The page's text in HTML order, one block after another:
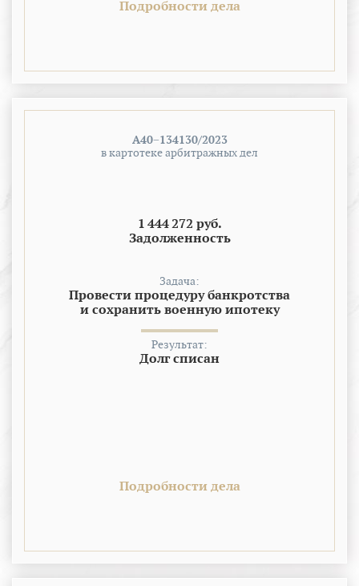
Подробности дела
А40−134130/2023
в картотеке арбитражных дел
1 444 272 руб.
Задолженность
Задача:
Провести процедуру банкротства
и сохранить военную ипотеку
Результат:
Долг списан
Подробности дела